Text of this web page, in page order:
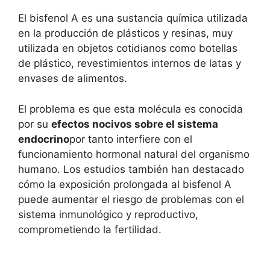
El bisfenol A es una sustancia química utilizada
en la producción de plásticos y resinas, muy
utilizada en objetos cotidianos como botellas
de plástico, revestimientos internos de latas y
envases de alimentos.
El problema es que esta molécula es conocida
por su efectos nocivos sobre el sistema
endocrinopor tanto interfiere con el
funcionamiento hormonal natural del organismo
humano. Los estudios también han destacado
cómo la exposición prolongada al bisfenol A
puede aumentar el riesgo de problemas con el
sistema inmunológico y reproductivo,
comprometiendo la fertilidad.